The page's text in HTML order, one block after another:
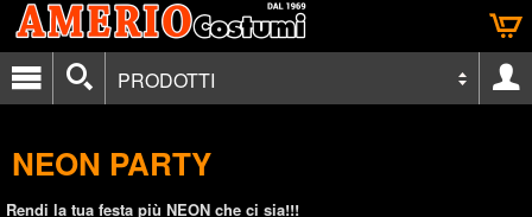
PRODOTTI
NEON PARTY
Rendi la tua festa più NEON che ci sia!!!